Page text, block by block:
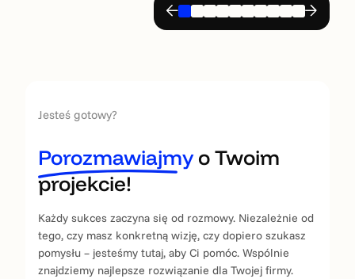
Jesteś gotowy?
Porozmawiajmyo Twoim
projekcie!
Każdy sukces zaczyna się od rozmowy. Niezależnie od
tego, czy masz konkretną wizję, czy dopiero szukasz
pomysłu – jesteśmy tutaj, aby Ci pomóc. Wspólnie
znajdziemy najlepsze rozwiązanie dla Twojej firmy.